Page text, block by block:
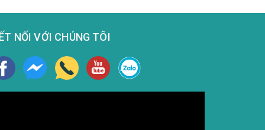
NỐI VỚI CHÚNG TÔI